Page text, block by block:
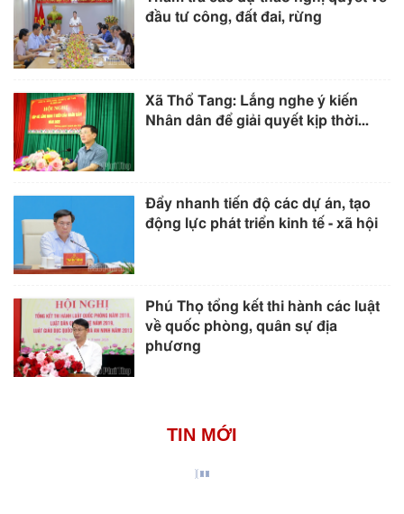
đầu tư công, đất đai, rừng
Xã Thổ Tang: Lắng nghe ý kiến
Nhân dân để giải quyết kịp thời...
Đẩy nhanh tiến độ các dự án, tạo
động lực phát triển kinh tế - xã hội
Phú Thọ tổng kết thi hành các luật
về quốc phòng, quân sự địa
phương
TIN MỚI